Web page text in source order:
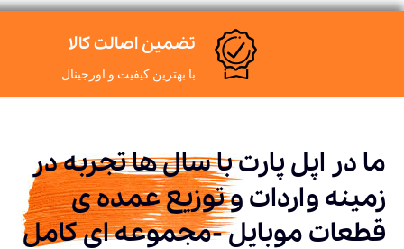
تضمین اصالت کالا
با بهترین کیفیت و اورجینال
ما در اپل پارت با سال ها تجربه در
زمینه واردات و توزیع عمده ی
قطعات موبایل -مجموعه ای کامل